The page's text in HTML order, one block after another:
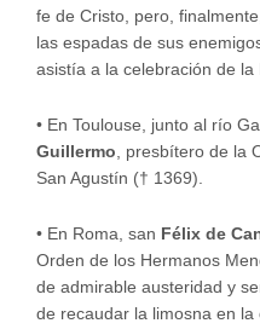
fe de Cristo, pero,
las espadas de sus
asistía a la celebración de la
• En Toulouse, junto al río
Guillermo , presbítero de la
San Agustín († 1369).
• En Roma, san Félix de
Orden de los Hermanos
de admirable austeridad y
de recaudar la limosna en